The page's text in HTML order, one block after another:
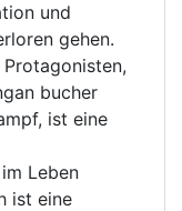
und
gehen.
bucher
ist eine
Leben
ist eine